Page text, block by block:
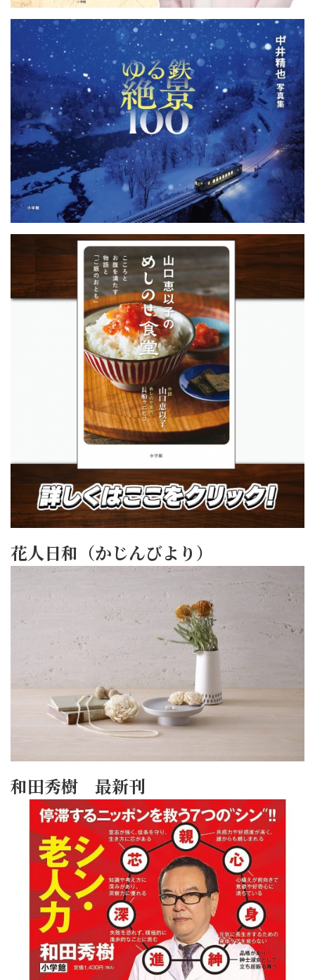
花人日和（かじんびより）
和田秀樹 最新刊